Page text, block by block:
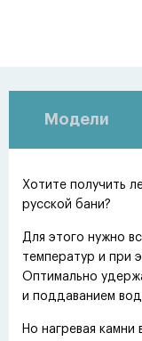
Модели
Хотите получить
русской бани?
Для этого нужно
температур и при
Оптимально
и поддаванием
Но нагревая